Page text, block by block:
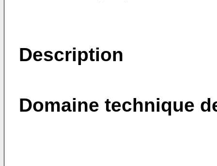
Description
Domaine technique